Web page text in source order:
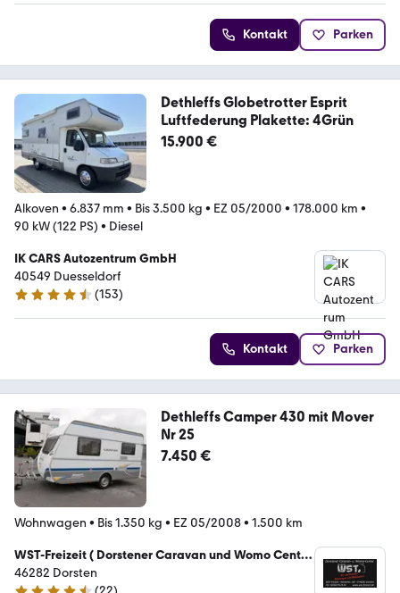
Kontakt Parken
Dethleffs Globetrotter Esprit
Luftfederung Plakette: 4Grün
15.900 €
Alkoven • 6.837 mm • Bis 3.500 kg • EZ 05/2000 • 178.000 km •
90 kW (122 PS) • Diesel
IK CARS Autozentrum GmbH
40549 Duesseldorf
4.6 Sterne
(153)
Kontakt Parken
Dethleffs Camper 430 mit Mover
Nr 25
7.450 €
Wohnwagen • Bis 1.350 kg • EZ 05/2008• 1.500 km
WST-Freizeit ( Dorstener Caravan und Womo Center
)
46282 Dorsten